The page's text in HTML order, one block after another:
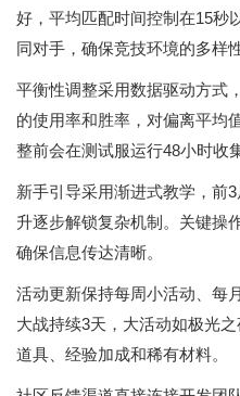
好，平均匹配时间控制在15秒
同对手，确保竞技环境的多样
平衡性调整采用数据驱动方式
的使用率和胜率，对偏离平均
整前会在测试服运行48小时收
新手引导采用渐进式教学，前
升逐步解锁复杂机制。关键操
确保信息传达清晰。
活动更新保持每周小活动、每
大战持续3天，大活动如极光
道具、经验加成和稀有材料。